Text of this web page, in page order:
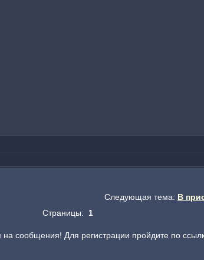
Следующая тема: В
Страницы: 1
на сообщения! Для регистрации пройдите по